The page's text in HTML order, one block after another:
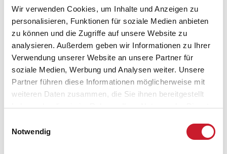
Wir verwenden Cookies, um Inhalte und Anzeigen zu
personalisieren, Funktionen für soziale Medien anbieten
zu können und die Zugriffe auf unsere Website zu
analysieren. Außerdem geben wir Informationen zu Ihrer
Verwendung unserer Website an unsere Partner für
soziale Medien, Werbung und Analysen weiter. Unsere
Partner führen diese Informationen möglicherweise mit
weiteren Daten zusammen, die Sie ihnen bereitgestellt
haben oder die sie im Rahmen Ihrer Nutzung der Dienste
Notwendig
Belegungskalender
Reisedauer auswählen